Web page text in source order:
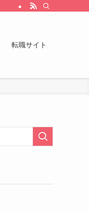
転職サイト